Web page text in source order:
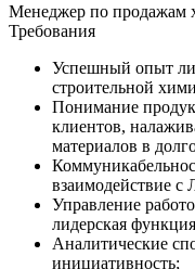
Менеджер по продажам
Требования
Успешный опыт
строительной
Понимание
клиентов,
материалов в
взаимодействие
Управление
лидерская
Аналитические
инициативность;